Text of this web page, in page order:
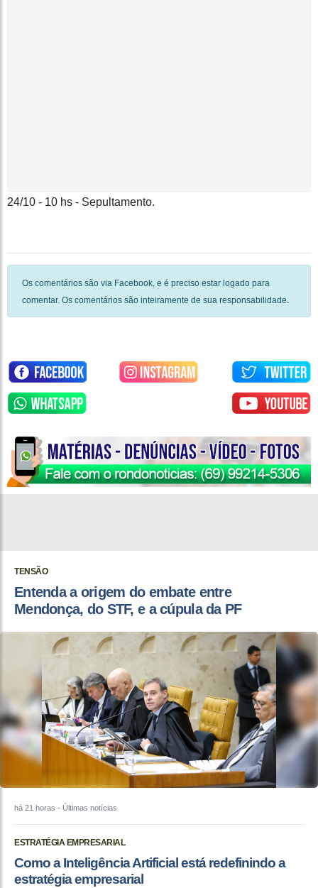
24/10 - 10 hs - Sepultamento.
Os comentários são via Facebook, e é preciso estar logado para
comentar. Os comentários são inteiramente de sua responsabilidade.
TENSÃO
Entenda a origem do embate entre
Mendonça, do STF, e a cúpula da PF
há 21 horas - Últimas notícias
ESTRATÉGIA EMPRESARIAL
Como a Inteligência Artificial está redefinindo a
estratégia empresarial